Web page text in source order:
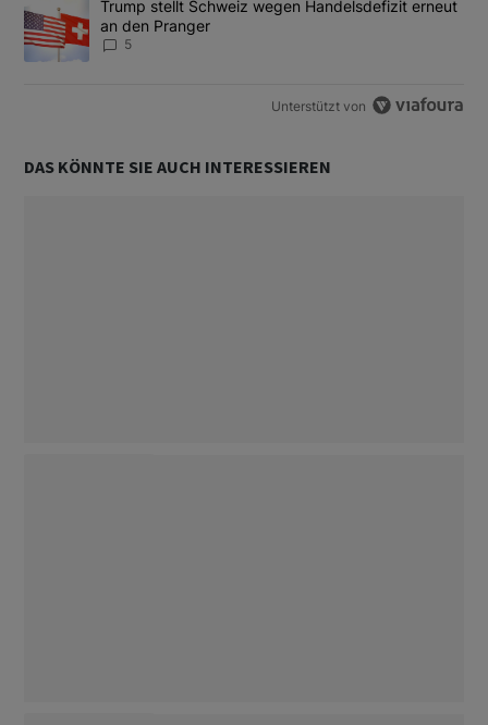
Ein Trendartikel mit dem Titel "Trump stellt Schweiz wegen
Trump stellt Schweiz wegen Handelsdefizit erneut
an den Pranger
5
Unterstützt von
DAS KÖNNTE SIE AUCH INTERESSIEREN